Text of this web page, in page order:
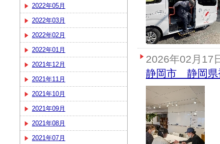
2022年05月
2022年03月
2022年02月
2022年01月
2021年12月
2021年11月
2021年10月
2021年09月
2021年08月
2021年07月
2026年02月17
静岡市 静岡県